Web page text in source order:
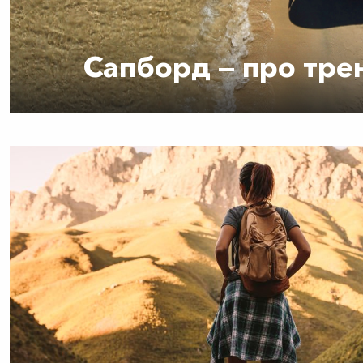
Сапборд — про